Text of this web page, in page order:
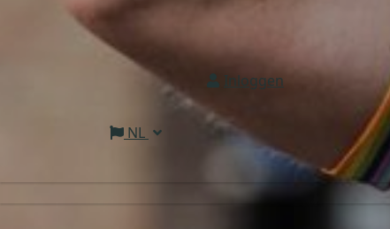
Inloggen
NL